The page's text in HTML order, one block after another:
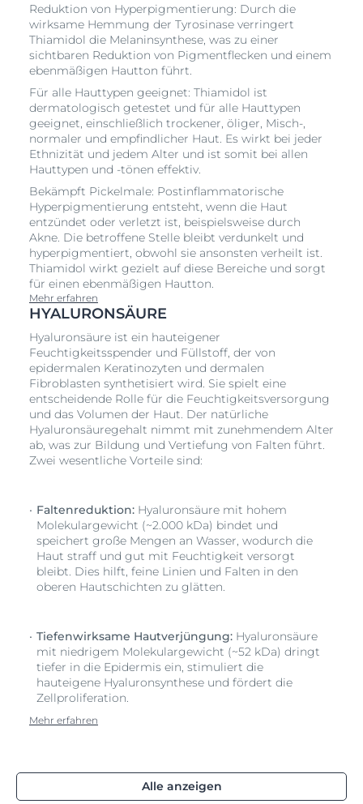
Reduktion von Hyperpigmentierung: Durch die
wirksame Hemmung der Tyrosinase verringert
Thiamidol die Melaninsynthese, was zu einer
sichtbaren Reduktion von Pigmentflecken und einem
ebenmäßigen Hautton führt.
Für alle Hauttypen geeignet: Thiamidol ist
dermatologisch getestet und für alle Hauttypen
geeignet, einschließlich trockener, öliger, Misch-,
normaler und empfindlicher Haut. Es wirkt bei jeder
Ethnizität und jedem Alter und ist somit bei allen
Hauttypen und -tönen effektiv.
Bekämpft Pickelmale: Postinflammatorische
Hyperpigmentierung entsteht, wenn die Haut
entzündet oder verletzt ist, beispielsweise durch
Akne. Die betroffene Stelle bleibt verdunkelt und
hyperpigmentiert, obwohl sie ansonsten verheilt ist.
Thiamidol wirkt gezielt auf diese Bereiche und sorgt
für einen ebenmäßigen Hautton.
Mehr erfahren
HYALURONSÄURE
Hyaluronsäure ist ein hauteigener
Feuchtigkeitsspender und Füllstoff, der von
epidermalen Keratinozyten und dermalen
Fibroblasten synthetisiert wird. Sie spielt eine
entscheidende Rolle für die Feuchtigkeitsversorgung
und das Volumen der Haut. Der natürliche
Hyaluronsäuregehalt nimmt mit zunehmendem Alter
ab, was zur Bildung und Vertiefung von Falten führt.
Zwei wesentliche Vorteile sind:
Faltenreduktion: Hyaluronsäure mit hohem
Molekulargewicht (~2.000 kDa) bindet und
speichert große Mengen an Wasser, wodurch die
Haut straff und gut mit Feuchtigkeit versorgt
bleibt. Dies hilft, feine Linien und Falten in den
oberen Hautschichten zu glätten.
Tiefenwirksame Hautverjüngung: Hyaluronsäure
mit niedrigem Molekulargewicht (~52 kDa) dringt
tiefer in die Epidermis ein, stimuliert die
hauteigene Hyaluronsynthese und fördert die
Zellproliferation.
Mehr erfahren
Alle anzeigen